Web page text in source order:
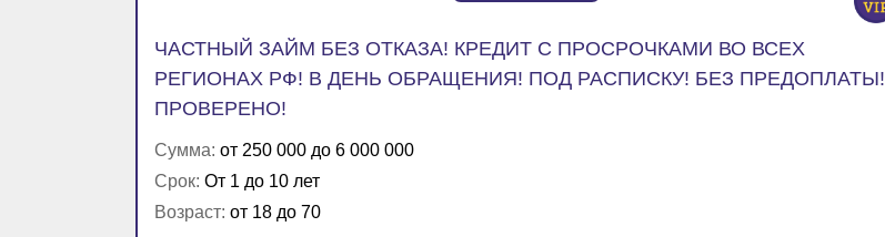
ЧАСТНЫЙ ЗАЙМ БЕЗ ОТКАЗА! КРЕДИТ С ПРОСРОЧКАМИ ВО ВСЕХ
РЕГИОНАХ РФ! В ДЕНЬ ОБРАЩЕНИЯ! ПОД РАСПИСКУ! БЕЗ ПРЕДОПЛАТЫ!
ПРОВЕРЕНО!
Сумма: от 250 000 до 6 000 000
Срок: От 1 до 10 лет
Возраст: от 18 до 70